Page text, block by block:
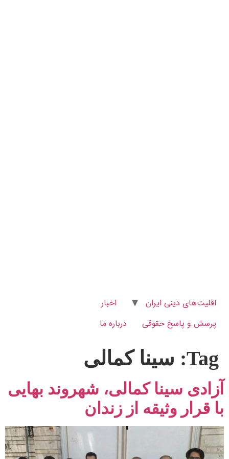
اقلیت‌های دینی ایران
اخبار
پرسش و پاسخ‌ حقوقی
درباره ما
Tag: سینا کمالی
آزادی سینا کمالی، شهروند بهایی
با قرار وثیقه از زندان